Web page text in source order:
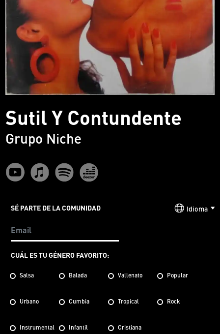
Sutil Y Contundente
Grupo Niche
SÉ PARTE DE LA COMUNIDAD
CUÁL ES TU GÉNERO FAVORITO:
Salsa Balada Vallenato Popular
Urbano Cumbia Tropical Rock
Instrumental Infantil Cristiana
Idioma